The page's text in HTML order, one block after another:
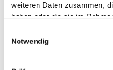
weiteren Daten zusammen,
haben oder die sie im
Notwendig
JETZT DIESE
Sie wollen
Hier mit